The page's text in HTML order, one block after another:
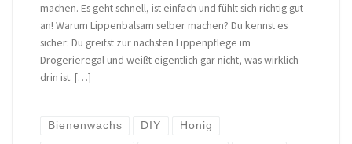
machen. Es geht schnell, ist einfach und fühlt sich richtig gut
an! Warum Lippenbalsam selber machen? Du kennst es
sicher: Du greifst zur nächsten Lippenpflege im
Drogerieregal und weißt eigentlich gar nicht, was wirklich
drin ist. […]
Bienenwachs DIY Honig